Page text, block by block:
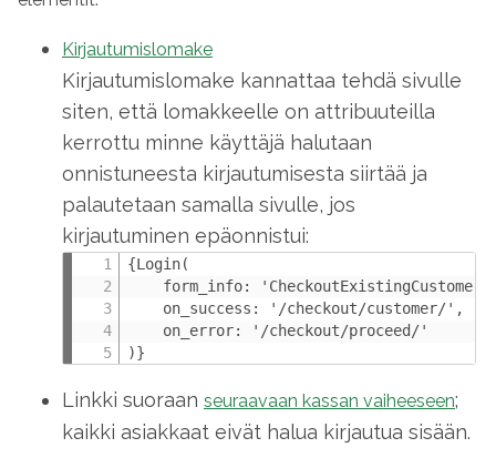
Kirjautumislomake
Kirjautumislomake kannattaa tehdä sivulle
siten, että lomakkeelle on attribuuteilla
kerrottu minne käyttäjä halutaan
onnistuneesta kirjautumisesta siirtää ja
palautetaan samalla sivulle, jos
kirjautuminen epäonnistui:
{Login(
form_info:
    on_success: '/checkout/customer/',
    on_error: '/checkout/proceed/'
)}
Linkki suoraan seuraavaan kassan vaiheeseen;
kaikki asiakkaat eivät halua kirjautua sisään.